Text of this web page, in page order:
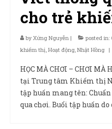
cho trẻ
byXứng Nguyễn | posted in:
khiếm thị, Hoạt động, Nhật Hồng |
HỌC MÀ CHƠI – CHƠI MÀ
tại Trung tâm Khiếm thị
tập huấn mang tên:
qua chơi. Buổi tập huấn do